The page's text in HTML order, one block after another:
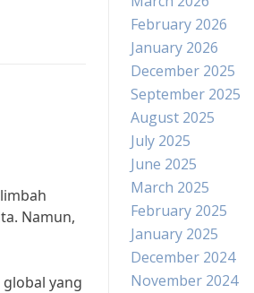
Namun,
yang
February 2026
January 2026
December 2025
September 2025
August 2025
July 2025
June 2025
March 2025
February 2025
January 2025
December 2024
November 2024